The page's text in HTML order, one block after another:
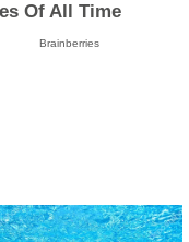
Of All Time
Brainberries